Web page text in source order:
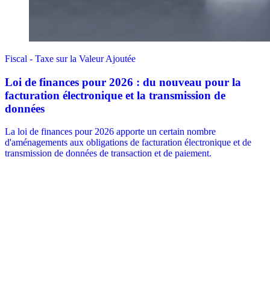
Fiscal - Taxe sur la Valeur Ajoutée
Loi de finances pour 2026 : du nouveau pour la
facturation électronique et la transmission de
données
La loi de finances pour 2026 apporte un certain nombre
d'aménagements aux obligations de facturation électronique et de
transmission de données de transaction et de paiement.